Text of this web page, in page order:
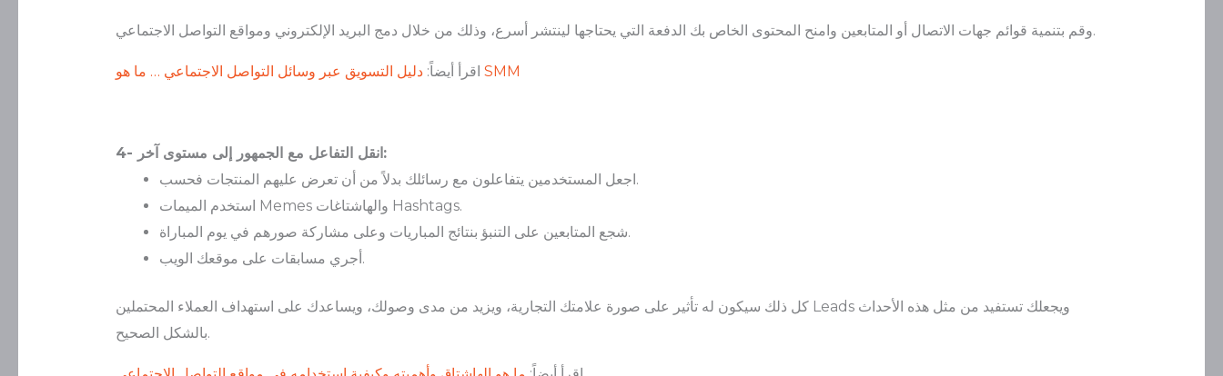
وقم بتنمية قوائم جهات الاتصال أو المتابعين وامنح المحتوى الخاص بك الدفعة التي يحتاجها لينتشر أسرع، وذلك من خلال دمج البريد الإلكتروني ومواقع التواصل الاجتماعي.
اقرأ أيضاً: دليل التسويق عبر وسائل التواصل الاجتماعي … ما هو SMM
4- انقل التفاعل مع الجمهور إلى مستوى آخر:
اجعل المستخدمين يتفاعلون مع رسائلك بدلاً من أن تعرض عليهم المنتجات فحسب.
استخدم الميمات Memes والهاشتاغات Hashtags.
شجع المتابعين على التنبؤ بنتائج المباريات وعلى مشاركة صورهم في يوم المباراة.
أجري مسابقات على موقعك الويب.
كل ذلك سيكون له تأثير على صورة علامتك التجارية، ويزيد من مدى وصولك، ويساعدك على استهداف العملاء المحتملين Leads ويجعلك تستفيد من مثل هذه الأحداث
بالشكل الصحيح.